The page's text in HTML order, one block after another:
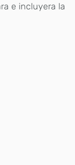
e incluyera la